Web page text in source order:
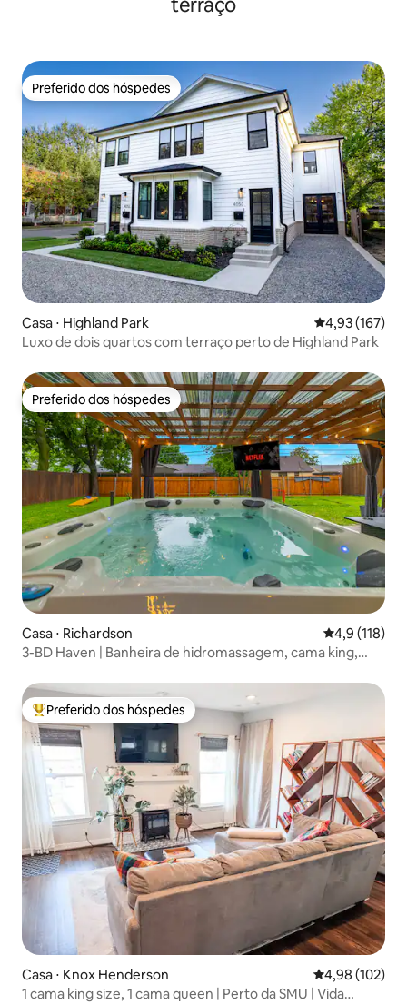
Preferido dos hóspedes
Preferido dos hóspedes
Casa ⋅ Highland Park 4,93 de uma
4,93 (167)
Luxo de dois quartos com terraço perto de Highland Park
Preferido dos hóspedes
Preferido dos hóspedes
Casa ⋅ Richardson 4,9 de uma
4,9 (118)
3-BD Haven | Banheira de hidromassagem, cama king,
Entre os melhores preferidos dos hóspedes
Preferido dos hóspedes
Casa ⋅ Knox Henderson 4,98 de uma
4,98 (102)
1 cama king size, 1 cama queen | Perto da SMU | Vida